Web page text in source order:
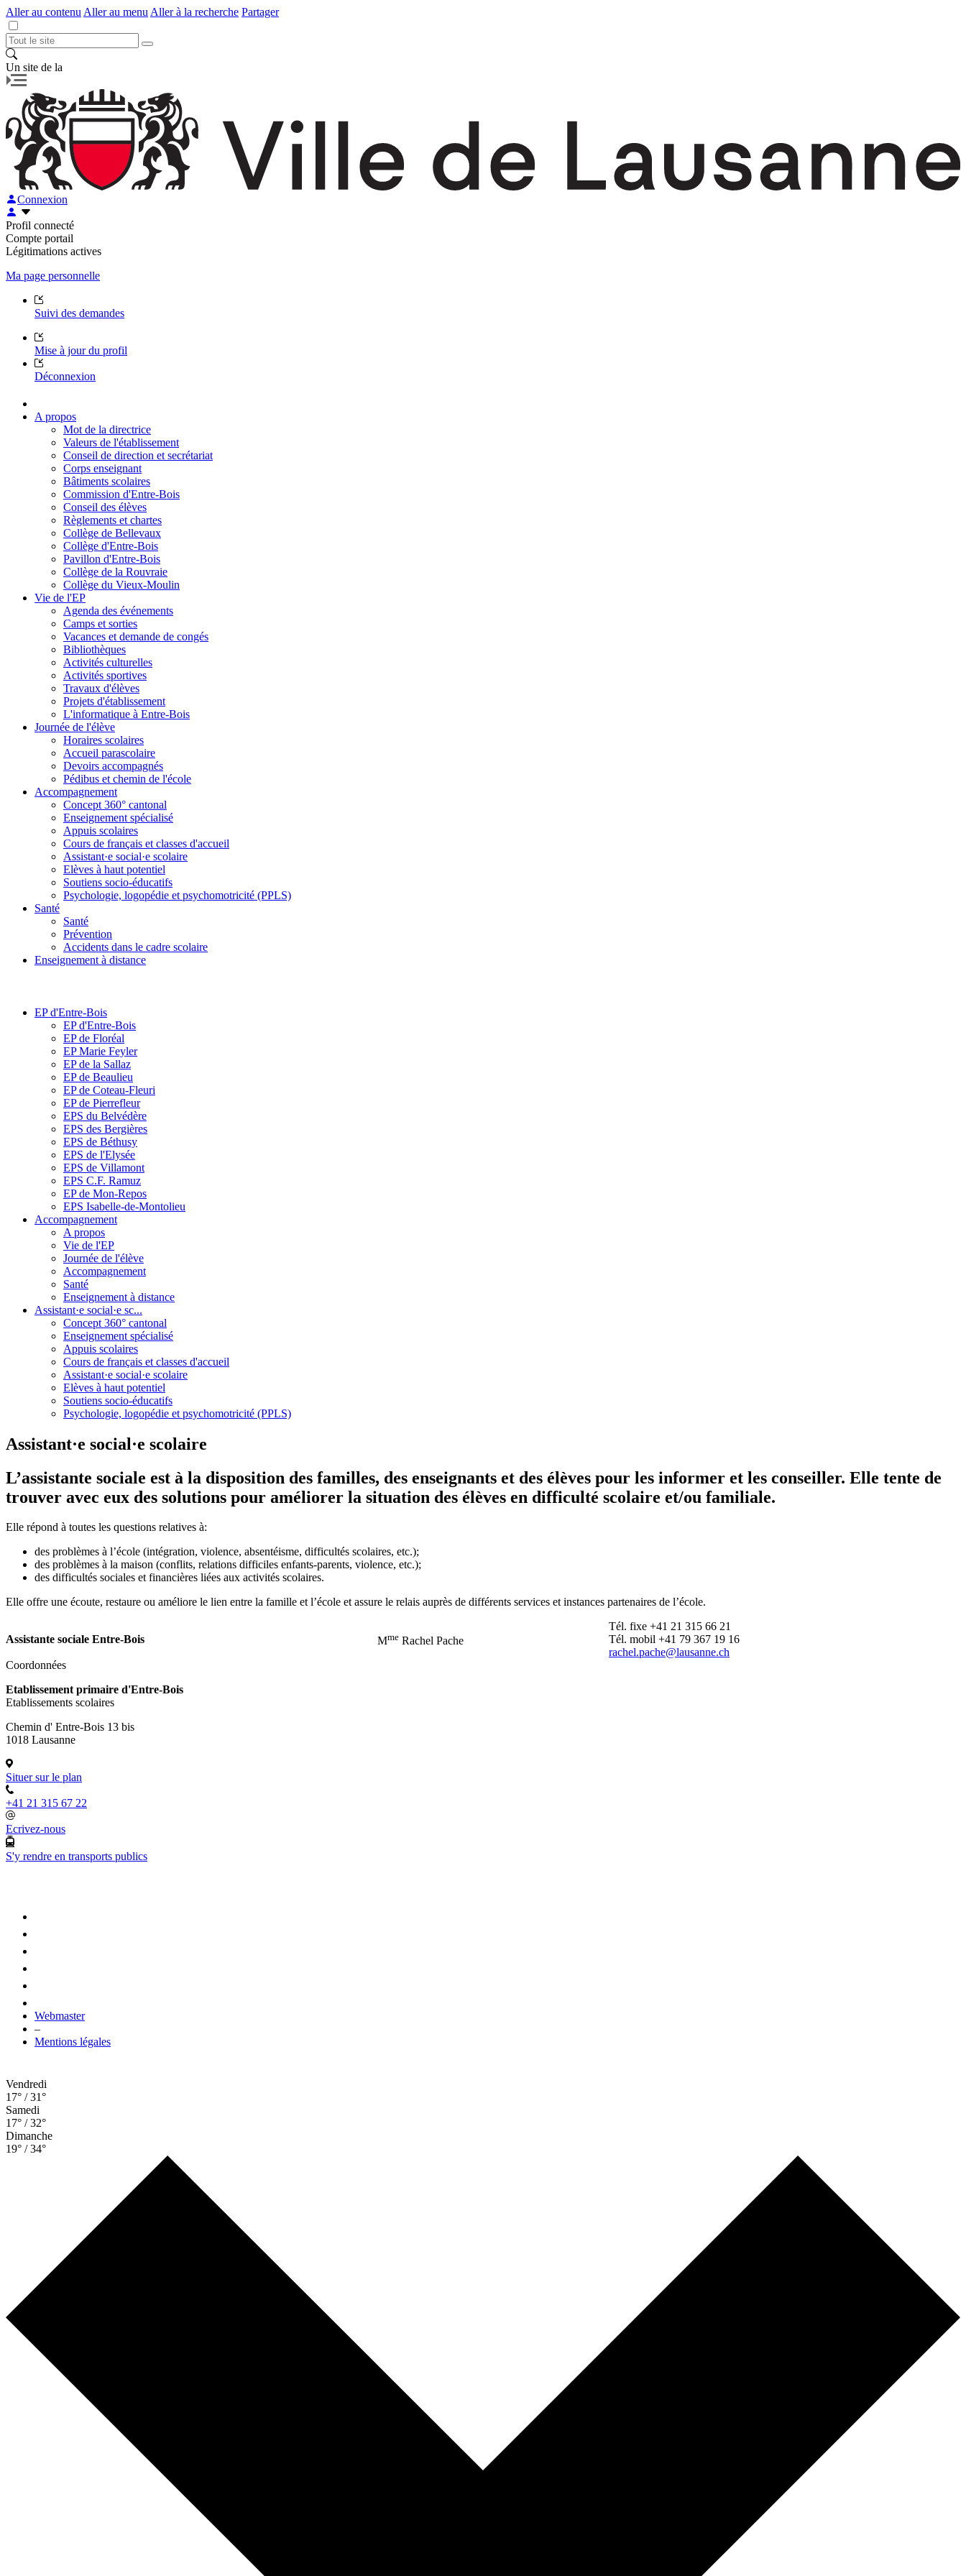
Aller au contenu Aller au menu Aller à la recherche Partager
Un site de la
Connexion
Profil connecté
Compte portail
Légitimations actives
Ma page personnelle
Suivi des demandes
Mise à jour du profil
Déconnexion
A propos
Mot de la directrice
Valeurs de l'établissement
Conseil de direction et secrétariat
Corps enseignant
Bâtiments scolaires
Commission d'Entre-Bois
Conseil des élèves
Règlements et chartes
Collège de Bellevaux
Collège d'Entre-Bois
Pavillon d'Entre-Bois
Collège de la Rouvraie
Collège du Vieux-Moulin
Vie de l'EP
Agenda des événements
Camps et sorties
Vacances et demande de congés
Bibliothèques
Activités culturelles
Activités sportives
Travaux d'élèves
Projets d'établissement
L'informatique à Entre-Bois
Journée de l'élève
Horaires scolaires
Accueil parascolaire
Devoirs accompagnés
Pédibus et chemin de l'école
Accompagnement
Concept 360° cantonal
Enseignement spécialisé
Appuis scolaires
Cours de français et classes d'accueil
Assistant·e social·e scolaire
Elèves à haut potentiel
Soutiens socio-éducatifs
Psychologie, logopédie et psychomotricité (PPLS)
Santé
Santé
Prévention
Accidents dans le cadre scolaire
Enseignement à distance
EP d'Entre-Bois
EP d'Entre-Bois
EP de Floréal
EP Marie Feyler
EP de la Sallaz
EP de Beaulieu
EP de Coteau-Fleuri
EP de Pierrefleur
EPS du Belvédère
EPS des Bergières
EPS de Béthusy
EPS de l'Elysée
EPS de Villamont
EPS C.F. Ramuz
EP de Mon-Repos
EPS Isabelle-de-Montolieu
Accompagnement
A propos
Vie de l'EP
Journée de l'élève
Accompagnement
Santé
Enseignement à distance
Assistant·e social·e sc...
Concept 360° cantonal
Enseignement spécialisé
Appuis scolaires
Cours de français et classes d'accueil
Assistant·e social·e scolaire
Elèves à haut potentiel
Soutiens socio-éducatifs
Psychologie, logopédie et psychomotricité (PPLS)
Assistant·e social·e scolaire
L’assistante sociale est à la disposition des familles, des enseignants et des élèves pour les informer et les conseiller. Elle tente de
trouver avec eux des solutions pour améliorer la situation des élèves en difficulté scolaire et/ou familiale.
Elle répond à toutes les questions relatives à:
des problèmes à l’école (intégration, violence, absentéisme, difficultés scolaires, etc.);
des problèmes à la maison (conflits, relations difficiles enfants-parents, violence, etc.);
des difficultés sociales et financières liées aux activités scolaires.
Elle offre une écoute, restaure ou améliore le lien entre la famille et l’école et assure le relais auprès de différents services et instances partenaires de l’école.
Assistante sociale Entre-Bois Mme Rachel Pache
Tél. fixe +41 21 315 66 21
Tél. mobil +41 79 367 19 16
rachel.pache@lausanne.ch
Coordonnées
Etablissement primaire d'Entre-Bois
Etablissements scolaires
Chemin d' Entre-Bois 13 bis
1018 Lausanne
Situer sur le plan
+41 21 315 67 22
Ecrivez-nous
S'y rendre en transports publics
Webmaster
–
Mentions légales
Vendredi
17° / 31°
Samedi
17° / 32°
Dimanche
19° / 34°